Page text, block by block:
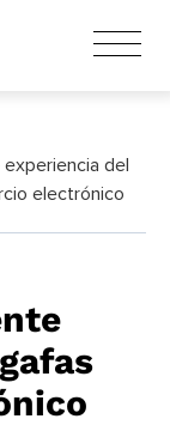
del
electrónico